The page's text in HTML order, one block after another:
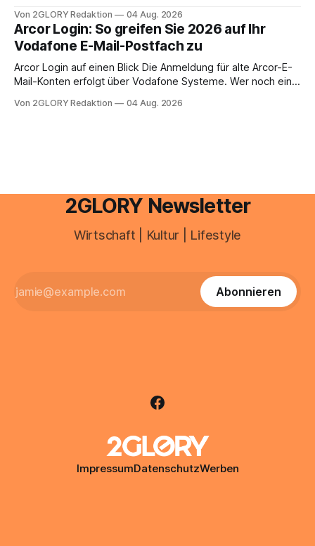
abwesenheiten und die gesamte kommunikation rund um
Ihr personal digital zu organisieren. In diesem Leitfaden
erfahren Sie alles, was Sie für einen reibungslosen Einstieg
brauchen, von der Registrierung
Von 2GLORY Redaktion 04 Aug. 2026
Arcor Login: So greifen Sie 2026 auf Ihr
Vodafone E-Mail-Postfach zu
Arcor Login auf einen Blick Die Anmeldung für alte Arcor-E-
Mail-Konten erfolgt über Vodafone Systeme. Wer noch eine
besitzt, loggt sich heute über das Vodafone E-Mail & Cloud
Von 2GLORY Redaktion 04 Aug. 2026
2GLORY Newsletter
Wirtschaft | Kultur | Lifestyle
Abonnieren
ImpressumDatenschutzWerben